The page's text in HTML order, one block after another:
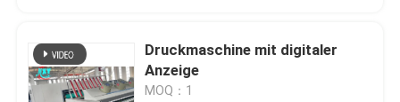
Druckmaschine mit digitaler
Anzeige
MOQ：1